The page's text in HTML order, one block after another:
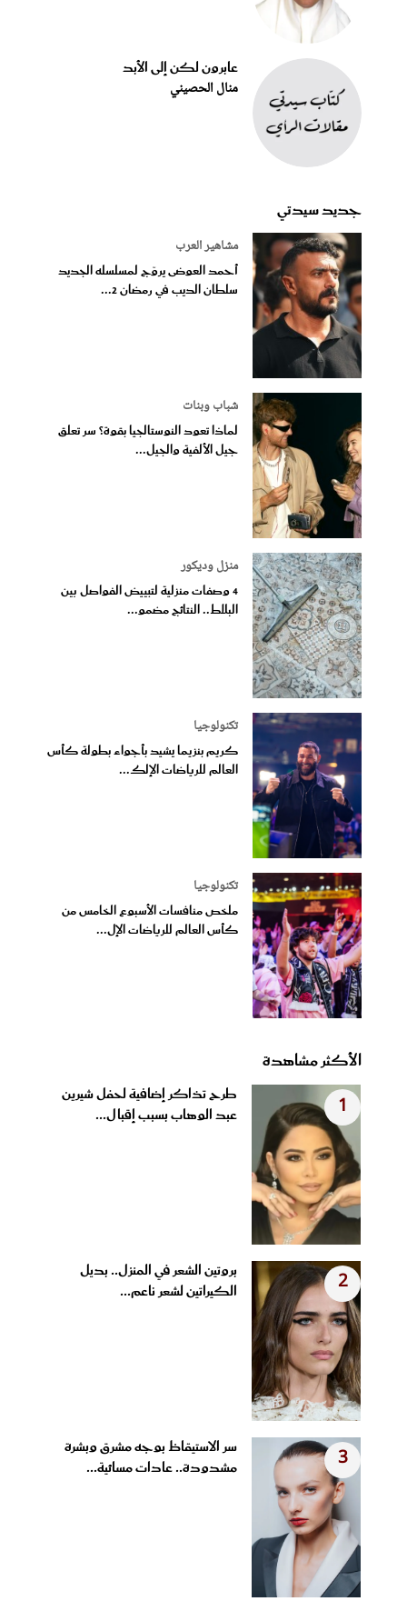
عابرون لكن إلى الأبد
منال الحصيني
جديد سيدتي
مشاهير العرب
أحمد العوضى يروّج لمسلسله الجديد
سلطان الديب في رمضان 2...
شباب وبنات
لماذا تعود النوستالجيا بقوة؟ سر تعلق
جيل الألفية والجيل...
منزل وديكور
4 وصفات منزلية لتبييض الفواصل بين
البلاط.. النتائج مضمو...
تكنولوجيا
كريم بنزيما يشيد بأجواء بطولة كأس
العالم للرياضات الإلك...
تكنولوجيا
ملخص منافسات الأسبوع الخامس من
كأس العالم للرياضات الإل...
الأكثر مشاهدة
1
طرح تذاكر إضافية لحفل شيرين
عبد الوهاب بسبب إقبال...
2
بروتين الشعر في المنزل.. بديل
الكيراتين لشعر ناعم...
3
سر الاستيقاظ بوجه مشرق وبشرة
مشدودة.. عادات مسائية...